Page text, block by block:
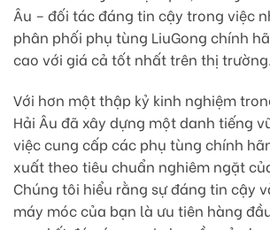
Âu – đối tác đáng tin cậy trong việc
phân phối phụ tùng LiuGong chính
cao với giá cả tốt nhất trên thị trường.
Với hơn một thập kỷ kinh nghiệm
Hải Âu đã xây dựng một danh tiếng
việc cung cấp các phụ tùng chính
xuất theo tiêu chuẩn nghiêm ngặt
Chúng tôi hiểu rằng sự đáng tin cậy
máy móc của bạn là ưu tiên hàng